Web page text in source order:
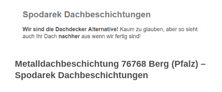
Metalldachbeschichtung 76768 Berg (Pfalz) –
Spodarek Dachbeschichtungen